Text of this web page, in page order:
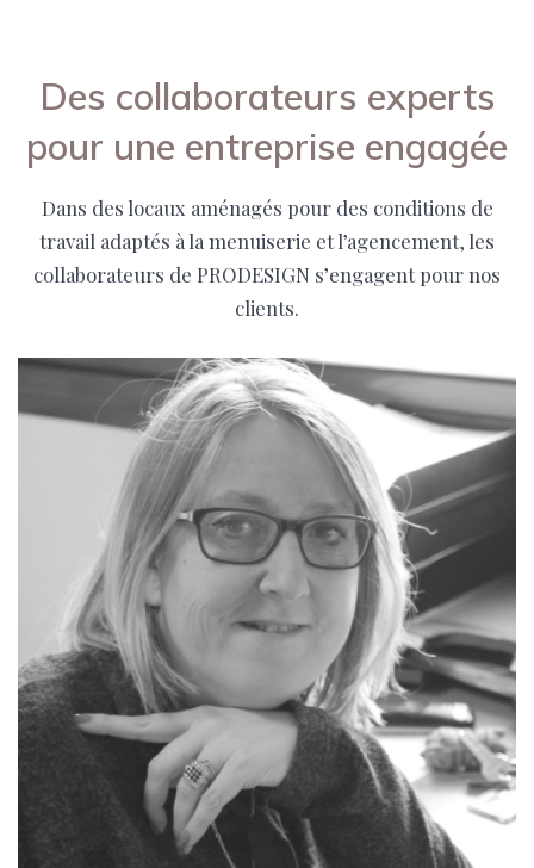
Des collaborateurs experts
pour une entreprise engagée
Dans des locaux aménagés pour des conditions de
travail adaptés à la menuiserie et l’agencement, les
collaborateurs de PRODESIGN s’engagent pour nos
clients.